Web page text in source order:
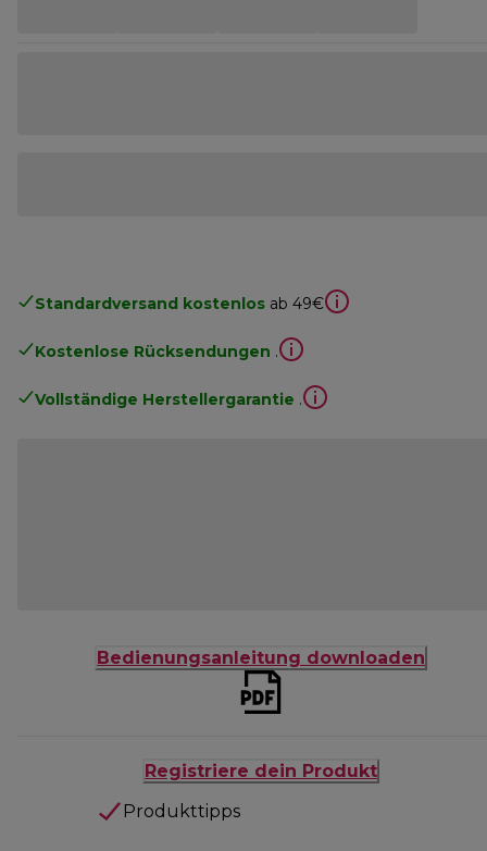
Standardversand kostenlos ab 49€
Kostenlose Rücksendungen .
Vollständige Herstellergarantie .
Bedienungsanleitung downloaden
Registriere dein Produkt
Produkttipps